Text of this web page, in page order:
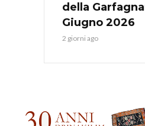
della
Giugno 2026
2 giorni ago